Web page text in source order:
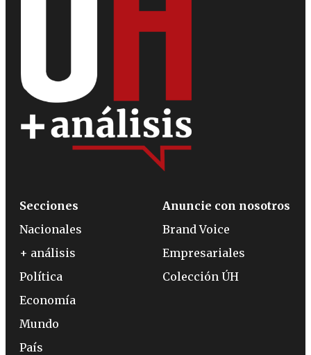
Secciones
Nacionales
+ análisis
Política
Economía
Mundo
País
Anuncie con nosotros
Brand Voice
Empresariales
Colección ÚH